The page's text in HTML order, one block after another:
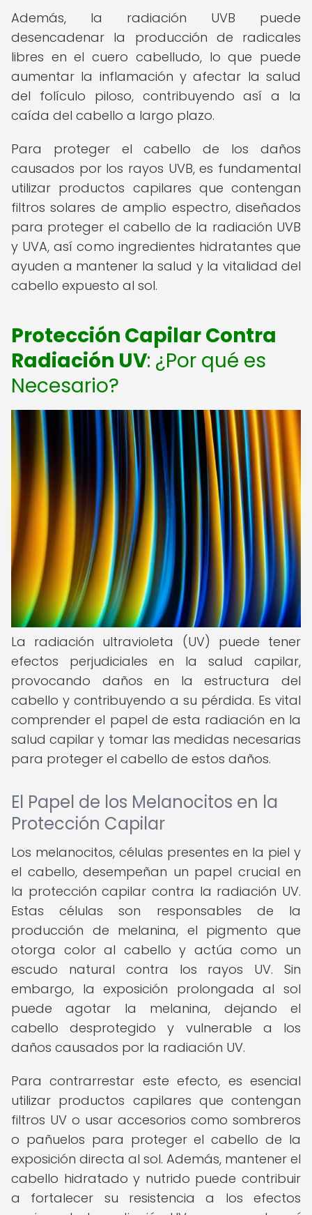
Además, la radiación UVB puede
desencadenar la producción de radicales
libres en el cuero cabelludo, lo que puede
aumentar la inflamación y afectar la salud
del folículo piloso, contribuyendo así a la
caída del cabello a largo plazo.
Para proteger el cabello de los daños
causados por los rayos UVB, es fundamental
utilizar productos capilares que contengan
filtros solares de amplio espectro, diseñados
para proteger el cabello de la radiación UVB
y UVA, así como ingredientes hidratantes que
ayuden a mantener la salud y la vitalidad del
cabello expuesto al sol.
Protección Capilar Contra
Radiación UV: ¿Por qué es
Necesario?
La radiación ultravioleta (UV) puede tener
efectos perjudiciales en la salud capilar,
provocando daños en la estructura del
cabello y contribuyendo a su pérdida. Es vital
comprender el papel de esta radiación en la
salud capilar y tomar las medidas necesarias
para proteger el cabello de estos daños.
El Papel de los Melanocitos en la
Protección Capilar
Los melanocitos, células presentes en la piel y
el cabello, desempeñan un papel crucial en
la protección capilar contra la radiación UV.
Estas células son responsables de la
producción de melanina, el pigmento que
otorga color al cabello y actúa como un
escudo natural contra los rayos UV. Sin
embargo, la exposición prolongada al sol
puede agotar la melanina, dejando el
cabello desprotegido y vulnerable a los
daños causados por la radiación UV.
Para contrarrestar este efecto, es esencial
utilizar productos capilares que contengan
filtros UV o usar accesorios como sombreros
o pañuelos para proteger el cabello de la
exposición directa al sol. Además, mantener el
cabello hidratado y nutrido puede contribuir
a fortalecer su resistencia a los efectos